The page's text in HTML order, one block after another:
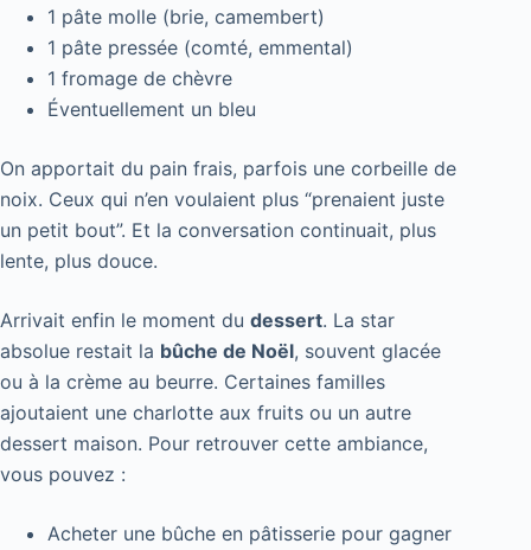
1 pâte molle (brie, camembert)
1 pâte pressée (comté, emmental)
1 fromage de chèvre
Éventuellement un bleu
On apportait du pain frais, parfois une corbeille de
noix. Ceux qui n’en voulaient plus “prenaient juste
un petit bout”. Et la conversation continuait, plus
lente, plus douce.
Arrivait enfin le moment du dessert. La star
absolue restait la bûche de Noël, souvent glacée
ou à la crème au beurre. Certaines familles
ajoutaient une charlotte aux fruits ou un autre
dessert maison. Pour retrouver cette ambiance,
vous pouvez :
Acheter une bûche en pâtisserie pour gagner